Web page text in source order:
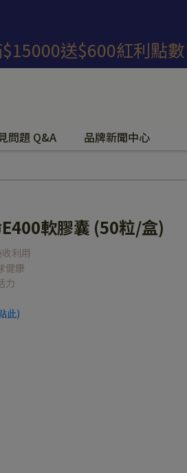
送$600紅利點數
問題 Q&A 品牌新聞中心
軟膠囊 (50粒/盒)
利用
健康
力
此)